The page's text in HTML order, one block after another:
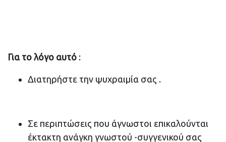
Για το λόγο αυτό :
Διατηρήστε την ψυχραιμία σας .
Σε περιπτώσεις που άγνωστοι επικαλούνται
έκτακτη ανάγκη γνωστού -συγγενικού σας